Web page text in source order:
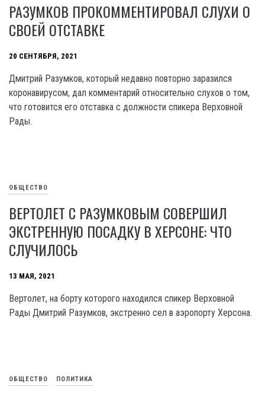
РАЗУМКОВ ПРОКОММЕНТИРОВАЛ СЛУХИ О
СВОЕЙ ОТСТАВКЕ
20 СЕНТЯБРЯ, 2021
Дмитрий Разумков, который недавно повторно заразился
коронавирусом, дал комментарий относительно слухов о том,
что готовится его отставка с должности спикера Верховной
Рады.
ОБЩЕСТВО
ВЕРТОЛЕТ С РАЗУМКОВЫМ СОВЕРШИЛ
ЭКСТРЕННУЮ ПОСАДКУ В ХЕРСОНЕ: ЧТО
СЛУЧИЛОСЬ
13 МАЯ, 2021
Вертолет, на борту которого находился спикер Верховной
Рады Дмитрий Разумков, экстренно сел в аэропорту Херсона.
ОБЩЕСТВО ПОЛИТИКА